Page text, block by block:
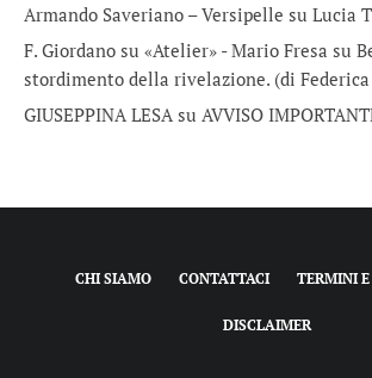
Armando Saveriano – Versipelle su Lucia
F. Giordano su «Atelier» - Mario Fresa su
stordimento della rivelazione. (di
GIUSEPPINA LESA su AVVISO
CHI SIAMO CONTATTACI TERMINI
DISCLAIMER